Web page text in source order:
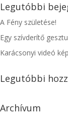
Legutóbbi
A Fény születése!
Egy szívderítő
Karácsonyi videó
Legutóbbi
Archívum